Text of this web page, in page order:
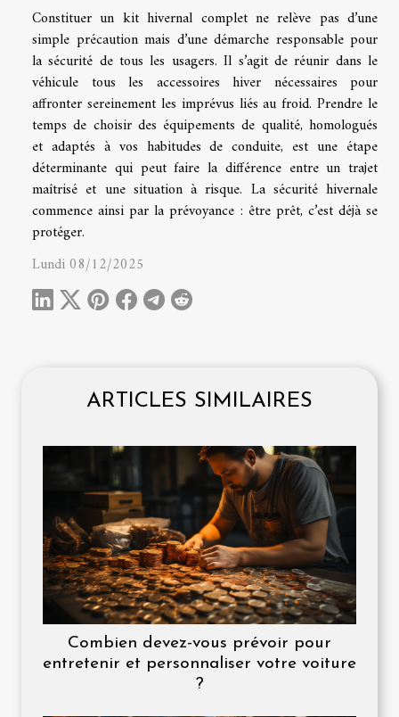
ARTICLES SIMILAIRES
Combien devez-vous prévoir pour
entretenir et personnaliser votre voiture
?
Constituer un kit hivernal complet ne relève pas d’une
simple précaution mais d’une démarche responsable pour
la sécurité de tous les usagers. Il s’agit de réunir dans le
véhicule tous les accessoires hiver nécessaires pour
affronter sereinement les imprévus liés au froid. Prendre le
temps de choisir des équipements de qualité, homologués
et adaptés à vos habitudes de conduite, est une étape
déterminante qui peut faire la différence entre un trajet
maîtrisé et une situation à risque. La sécurité hivernale
commence ainsi par la prévoyance : être prêt, c’est déjà se
protéger.
Lundi 08/12/2025